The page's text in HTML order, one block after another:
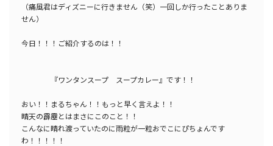
（痛風君はディズニーに行きません（笑）一回しか行ったことありま
せん）
今日！！！ご紹介するのは！！
『ワンタンスープ スープカレー』です！！
おい！！まるちゃん！！もっと早く言えよ！！
晴天の霹靂とはまさにこのこと！！
こんなに晴れ渡っていたのに雨粒が一粒おでこにぴちょんです
わ！！！！！